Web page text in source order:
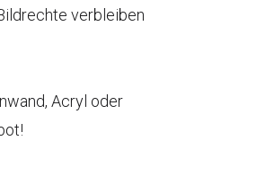
verbleiben
Acryl oder